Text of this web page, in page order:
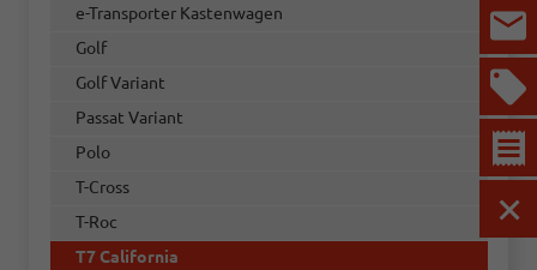
e-Transporter Kastenwagen
Golf
Golf Variant
Passat Variant
Polo
T-Cross
T-Roc
T7 California